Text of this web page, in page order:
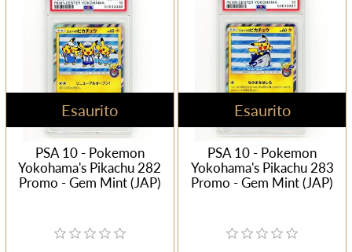
Esaurito
PSA 10 - Pokemon
Yokohama's Pikachu 282
Promo - Gem Mint (JAP)
Esaurito
PSA 10 - Pokemon
Yokohama's Pikachu 283
Promo - Gem Mint (JAP)